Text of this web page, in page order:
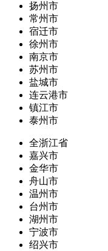
扬州市
常州市
宿迁市
徐州市
南京市
苏州市
盐城市
连云港市
镇江市
泰州市
全浙江省
嘉兴市
金华市
舟山市
温州市
台州市
湖州市
宁波市
绍兴市